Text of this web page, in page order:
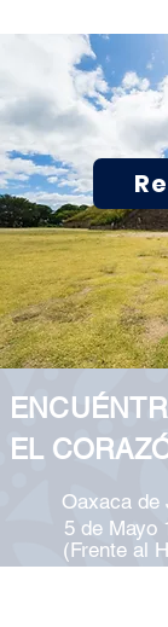
EL
Oaxaca de
(Frente al
5 de Mayo